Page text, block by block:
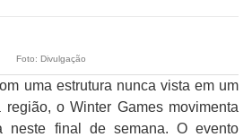
Foto: Divulgação
uma estrutura nunca vista em um
o Winter Games movimenta
neste final de semana. O evento